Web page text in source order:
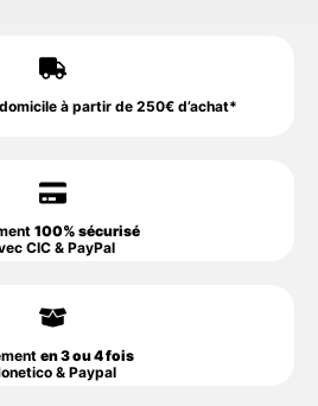
à partir de 250€ d’achat*
100% sécurisé
CIC & PayPal
en 3 ou 4 fois
& Paypal